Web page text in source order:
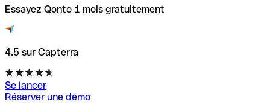
Essayez Qonto 1 mois gratuitement
4.5 sur Capterra
Se lancer
Réserver une démo